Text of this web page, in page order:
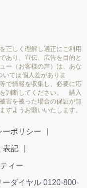
正しく理解し適正にご利用
あり、宣伝、広告を目的と
ー（お客様の声）は、あな
ては個人差がありま
で情報を収集し、必要に応
判断してください。 購入
害を被った場合の保証が無
すようお願いいたします。
ーポリシー
表記
ィー
ダイヤル 0120-800-